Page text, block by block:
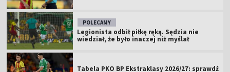
POLECAMY
Legionista odbił piłkę ręką. Sędzia nie
wiedział, że było inaczej niż myślał
Tabela PKO BP Ekstraklasy 2026/27: sprawdź